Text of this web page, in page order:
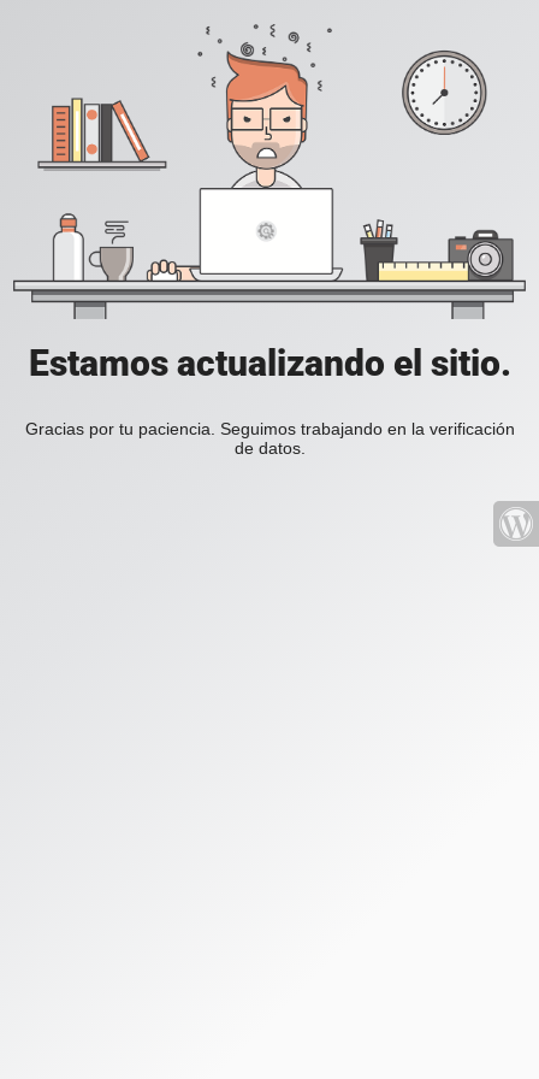
Estamos actualizando el sitio.
Gracias por tu paciencia. Seguimos trabajando en la verificación
de datos.